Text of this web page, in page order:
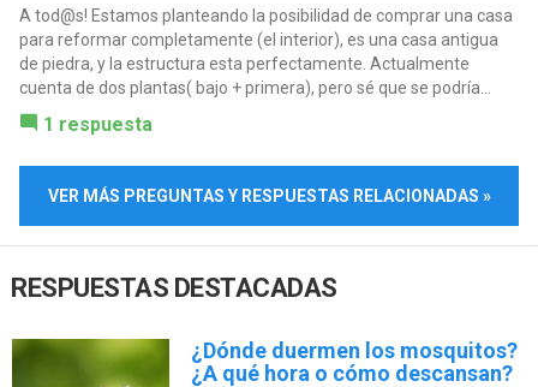
A tod@s! Estamos planteando la posibilidad de comprar una casa
para reformar completamente (el interior), es una casa antigua
de piedra, y la estructura esta perfectamente. Actualmente
cuenta de dos plantas( bajo + primera), pero sé que se podría...
1 respuesta
VER MÁS PREGUNTAS Y RESPUESTAS RELACIONADAS »
RESPUESTAS DESTACADAS
¿Dónde duermen los mosquitos?
¿A qué hora o cómo descansan?